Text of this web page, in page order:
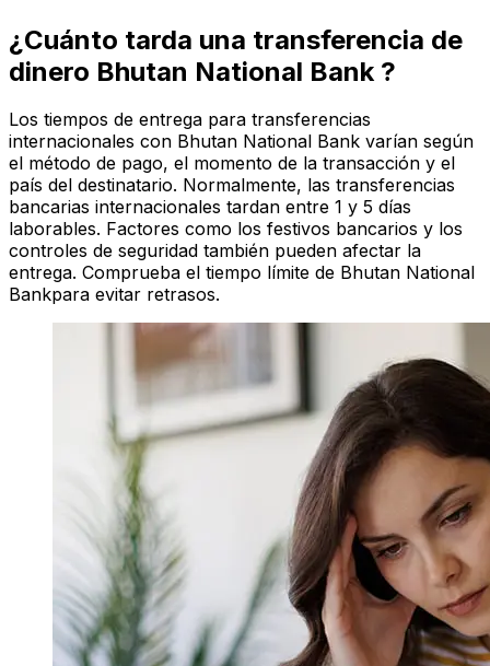
¿Cuánto tarda una transferencia de
dinero Bhutan National Bank ?
Los tiempos de entrega para transferencias
internacionales con Bhutan National Bank varían según
el método de pago, el momento de la transacción y el
país del destinatario. Normalmente, las transferencias
bancarias internacionales tardan entre 1 y 5 días
laborables. Factores como los festivos bancarios y los
controles de seguridad también pueden afectar la
entrega. Comprueba el tiempo límite de Bhutan National
Bankpara evitar retrasos.